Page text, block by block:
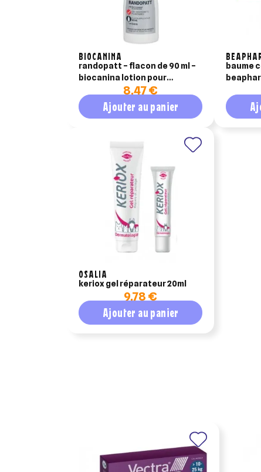
BIOCANINA
randopatt – flacon de 90 ml –
biocanina lotion pour
coussinets plantaires des
chiens
8,47 €
Ajouter au panier
baume
beaphar
OSALIA
keriox gel réparateur 20ml
9,78 €
Ajouter au panier